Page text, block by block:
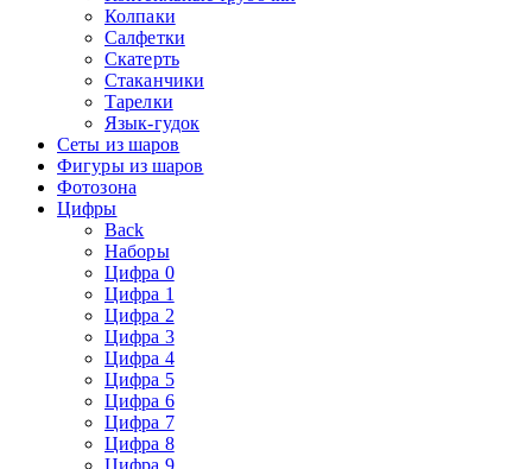
Колпаки
Салфетки
Скатерть
Стаканчики
Тарелки
Язык-гудок
Сеты из шаров
Фигуры из шаров
Фотозона
Цифры
Back
Наборы
Цифра 0
Цифра 1
Цифра 2
Цифра 3
Цифра 4
Цифра 5
Цифра 6
Цифра 7
Цифра 8
Цифра 9